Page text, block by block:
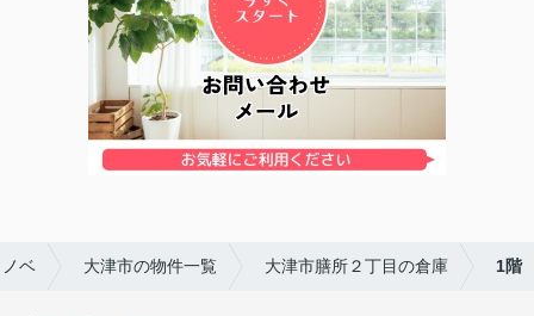
ベ 大津市の物件一覧 大津市膳所２丁目の倉庫 1階